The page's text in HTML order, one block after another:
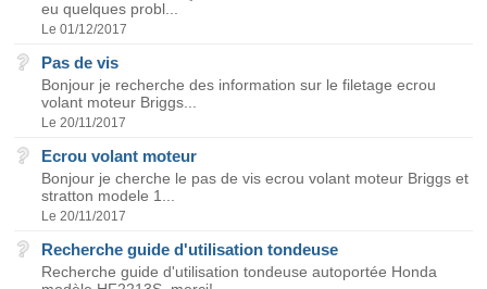
eu quelques probl...
Le 01/12/2017
Pas de vis
Bonjour je recherche des information sur le filetage ecrou
volant moteur Briggs...
Le 20/11/2017
Ecrou volant moteur
Bonjour je cherche le pas de vis ecrou volant moteur Briggs et
stratton modele 1...
Le 20/11/2017
Recherche guide d'utilisation tondeuse
Recherche guide d'utilisation tondeuse autoportée Honda